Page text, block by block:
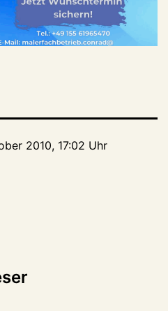
2010, 17:02 Uhr